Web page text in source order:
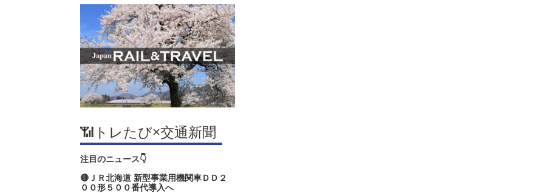
📶トレたび×交通新聞
注目のニュース👇
🔴ＪＲ北海道 新型事業用機関車ＤＤ２
００形５００番代導入へ